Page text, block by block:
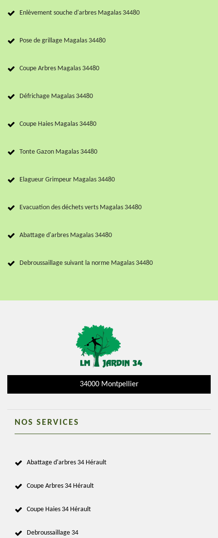
Enlèvement souche d'arbres Magalas 34480
Pose de grillage Magalas 34480
Coupe Arbres Magalas 34480
Défrichage Magalas 34480
Coupe Haies Magalas 34480
Tonte Gazon Magalas 34480
Elagueur Grimpeur Magalas 34480
Evacuation des déchets verts Magalas 34480
Abattage d'arbres Magalas 34480
Debroussaillage suivant la norme Magalas 34480
34000 Montpellier
NOS SERVICES
Abattage d'arbres 34 Hérault
Coupe Arbres 34 Hérault
Coupe Haies 34 Hérault
Debroussaillage 34